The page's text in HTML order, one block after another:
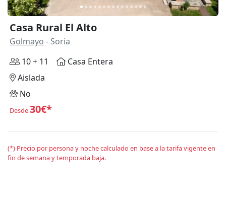
Casa Rural El Alto
Golmayo - Soria
10 + 11
Casa Entera
Aislada
No
Desde30€*
(*) Precio por persona y noche calculado en base a la tarifa vigente en
fin de semana y temporada baja.